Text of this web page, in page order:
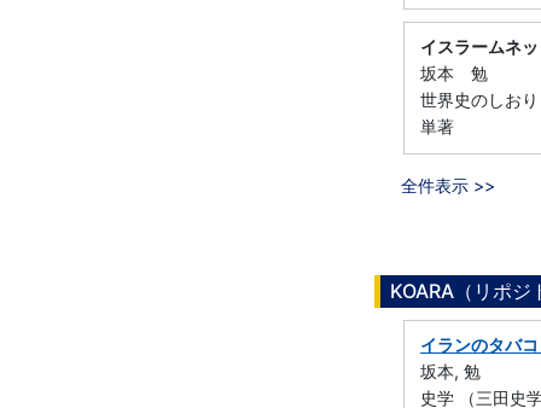
イスラームネ
坂本 勉
世界史のしお
単著
全件表示 >>
KOARA（リポ
イランのタバ
坂本, 勉
史学 （三田